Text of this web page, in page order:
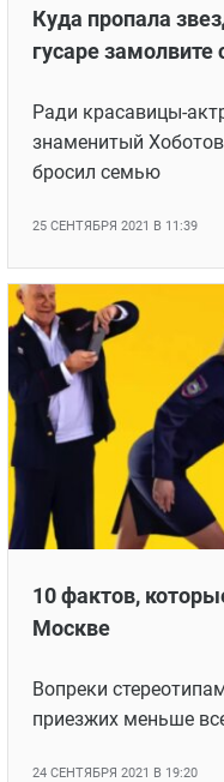
Куда пропала
гусаре
Ради красавицы-
знаменитый
бросил семью
25 СЕНТЯБРЯ 2021 В 11:39
10 фактов,
Москве
Вопреки
приезжих меньше
24 СЕНТЯБРЯ 2021 В 19:20